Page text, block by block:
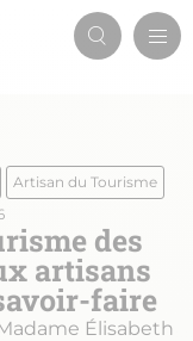
Artisan du Tourisme
des
artisans
faire
Élisabeth